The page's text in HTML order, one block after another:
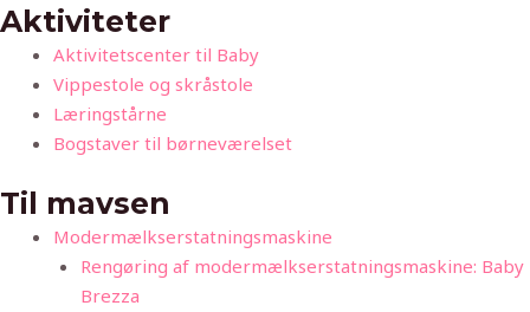
Aktiviteter
Aktivitetscenter til Baby
Vippestole og skråstole
Læringstårne
Bogstaver til børneværelset
Til mavsen
Modermælkserstatningsmaskine
Rengøring af modermælkserstatningsmaskine: Baby
Brezza